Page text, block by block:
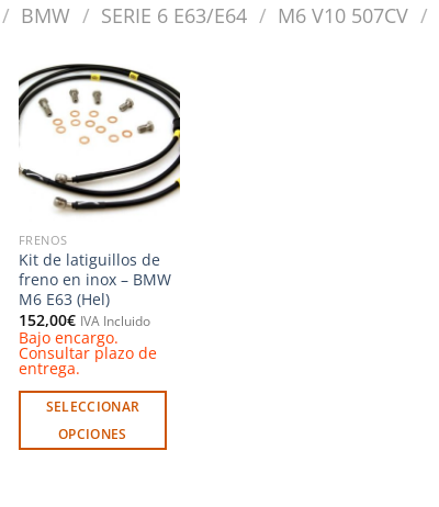
/ BMW / SERIE 6 E63/E64 / M6 V10 507CV /
Añadir
a la
lista de
deseos
FRENOS
Kit de latiguillos de
freno en inox – BMW
M6 E63 (Hel)
152,00€ IVA Incluido
Bajo encargo.
Consultar plazo de
entrega.
SELECCIONAR
OPCIONES